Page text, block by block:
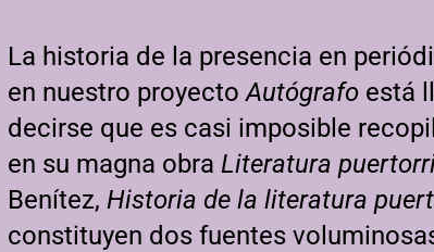
La historia de la presencia en
en nuestro proyectoAutógrafo está
decirse que es casi imposible
en su magna obra Literatura
Benítez, Historia de la literatura
constituyen dos fuentes